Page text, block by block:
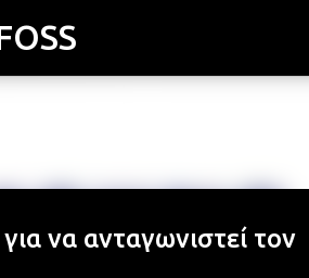
στο κύριο περιεχόμενο
να ανταγωνιστεί τον